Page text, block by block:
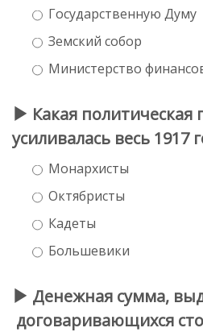
Государственную Думу
Земский собор
Министерство
Какая политическая
усиливалась весь 1917
Монархисты
Октябристы
Кадеты
Большевики
Денежная сумма,
договаривающихся